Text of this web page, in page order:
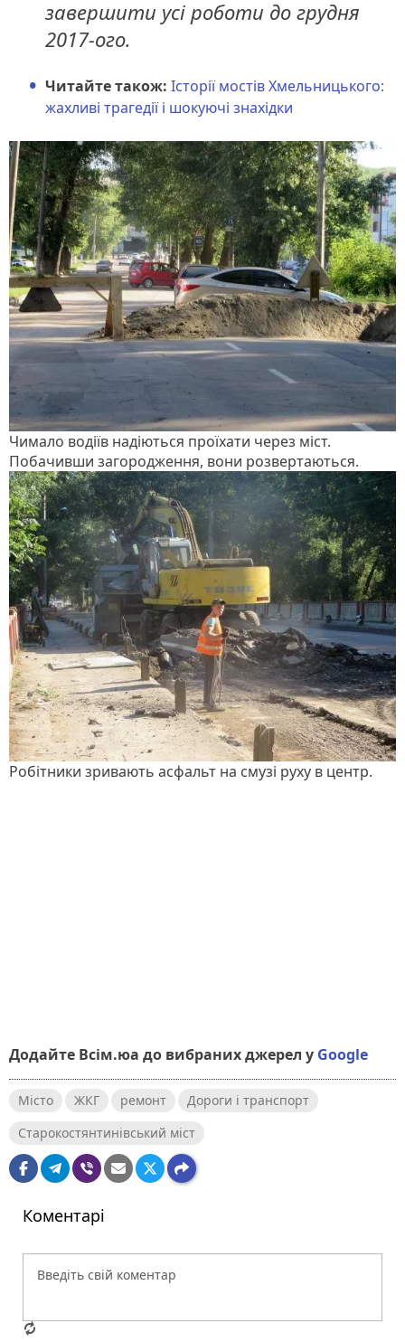
завершити усі роботи до грудня
2017-ого.
Читайте також: Історії мостів Хмельницького:
жахливі трагедії і шокуючі знахідки
Чимало водіїв надіються проїхати через міст.
Побачивши загородження, вони розвертаються.
Робітники зривають асфальт на смузі руху в центр.
Додайте Всім.юа до вибраних джерел у Google
Місто ЖКГ ремонт
Дороги і транспорт
Старокостянтинівський міст
Коментарі